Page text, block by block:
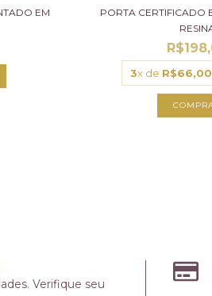
EM
PORTA CERTIFICADO
3x de R$66,00
Verifique seu